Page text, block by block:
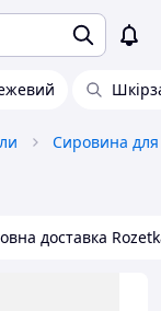
Сировина для
доставка